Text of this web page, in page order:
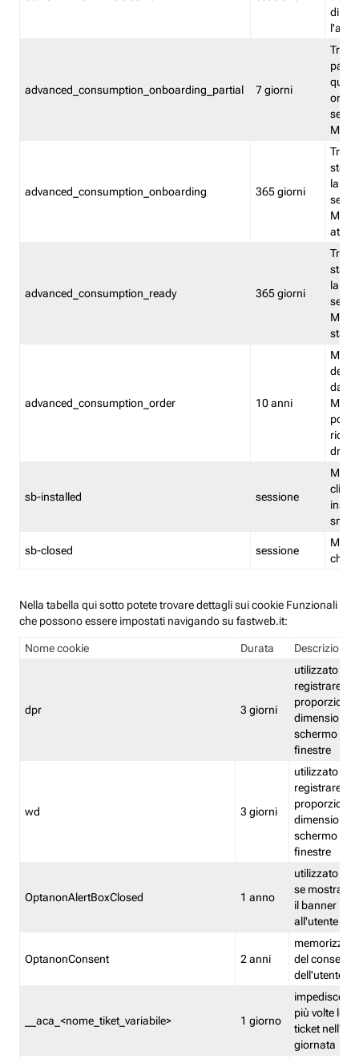
advanced_consumption_onboarding_partial 7 giorni
advanced_consumption_onboarding 365 giorni
stata
la
advanced_consumption_ready 365 giorni
stata
la
stato
advanced_consumption_order 10 anni
delle
sb-installed sessione
sb-closed sessione
Nella tabella qui sotto potete trovare dettagli sui cookie Funzionali
che possono essere impostati navigando su fastweb.it:
Nome cookie Durata Descrizione
dpr 3 giorni
utilizzato per
registrare le
proporzioni
dimensioni
schermo e
finestre
wd 3 giorni
utilizzato per
registrare le
proporzioni
dimensioni
schermo e
finestre
OptanonAlertBoxClosed 1 anno
utilizzato per
se mostrare
il banner
all'utente
OptanonConsent 2 anni
memorizza
del
dell'utente
__aca_<nome_tiket_variabile> 1 giorno
impedisce di
più volte lo
ticket
giornata